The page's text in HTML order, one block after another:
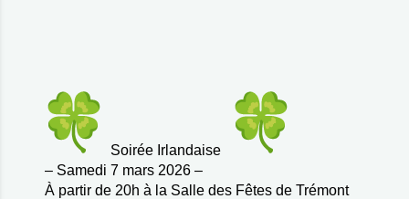
Soirée Irlandaise​
– Samedi 7 mars 2026 –
À partir de 20h ​à la Salle des Fêtes de Trémont